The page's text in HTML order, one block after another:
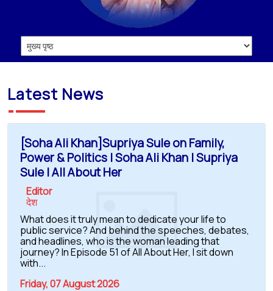
Latest News
[Soha Ali Khan]Supriya Sule on Family,
Power & Politics | Soha Ali Khan | Supriya
Sule | All About Her
Editor
देश
What does it truly mean to dedicate your life to
public service? And behind the speeches, debates,
and headlines, who is the woman leading that
journey? In Episode 51 of All About Her, I sit down
with...
Friday, 07 August 2026